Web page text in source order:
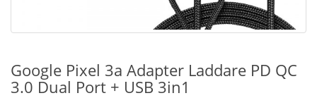
Google Pixel 3a Adapter Laddare PD QC
3.0 Dual Port + USB 3in1